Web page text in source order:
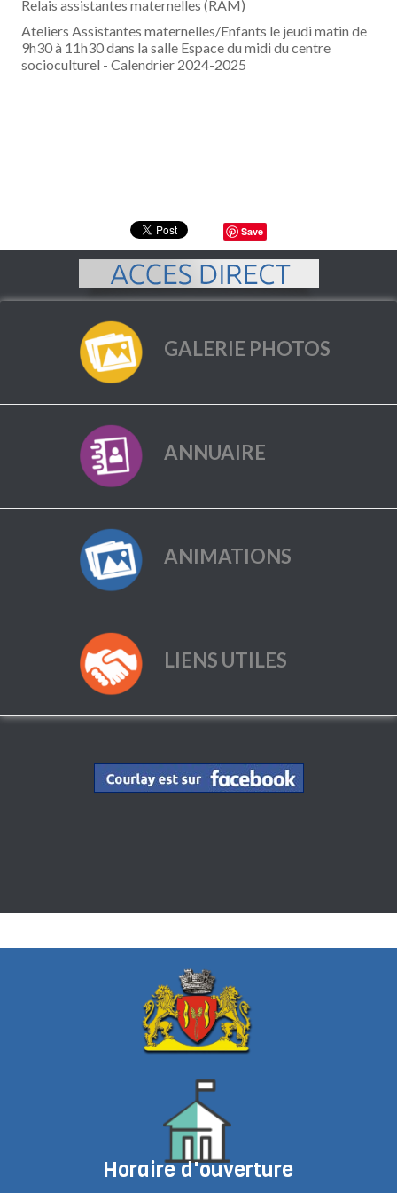
Relais assistantes maternelles (RAM)
Ateliers Assistantes maternelles/Enfants le jeudi matin de
9h30 à 11h30 dans la salle Espace du midi du centre
socioculturel - Calendrier 2024-2025
Save
GALERIE PHOTOS
ANNUAIRE
ANIMATIONS
LIENS UTILES
Horaire d'ouverture